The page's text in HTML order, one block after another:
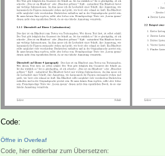
Code:
Öffne in Overleaf
Code, hier editierbar zum Übersetzen: